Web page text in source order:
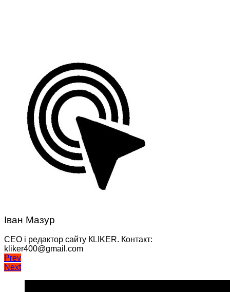
Іван Мазур
CEO і редактор сайту КLIKER. Контакт:
kliker400@gmail.com
Навігація
записів
Prev
Next